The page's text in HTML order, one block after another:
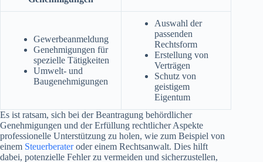
Gewerbeanmeldung
Genehmigungen für
spezielle Tätigkeiten
Umwelt- und
Baugenehmigungen
Auswahl der
passenden
Rechtsform
Erstellung von
Verträgen
Schutz von
geistigem
Eigentum
Es ist ratsam, sich bei der Beantragung behördlicher
Genehmigungen und der Erfüllung rechtlicher Aspekte
professionelle Unterstützung zu holen, wie zum Beispiel von
einem Steuerberateroder einem Rechtsanwalt. Dies hilft
dabei, potenzielle Fehler zu vermeiden und sicherzustellen,